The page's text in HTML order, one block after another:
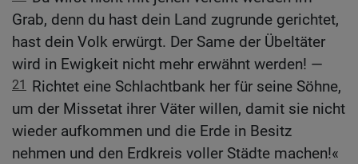
Grab, denn du hast dein Land zugrunde gerichtet,
hast dein Volk erwürgt. Der Same der Übeltäter
wird in Ewigkeit nicht mehr erwähnt werden! —
21
Richtet eine Schlachtbank her für seine Söhne,
um der Missetat ihrer Väter willen, damit sie nicht
wieder aufkommen und die Erde in Besitz
nehmen und den Erdkreis voller Städte machen!«